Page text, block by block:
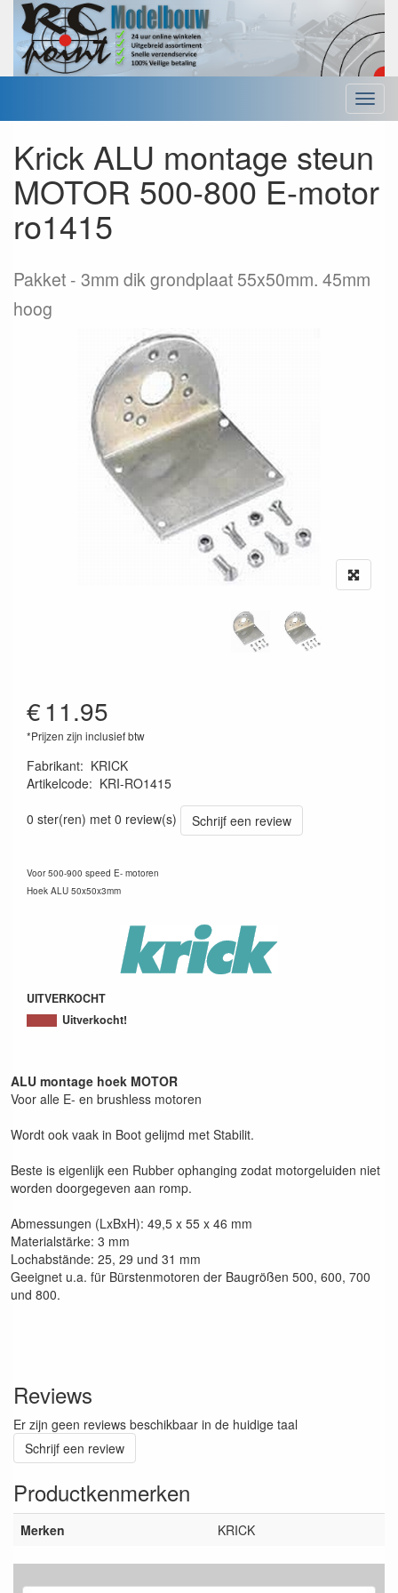
Menu
Krick ALU montage steun
MOTOR 500-800 E-motor
ro1415
Pakket
3mm dik grondplaat 55x50mm. 45mm
hoog
€11.95
*Prijzen zijn inclusief btw
Fabrikant: KRICK
Artikelcode: KRI-RO1415
0 ster(ren) met 0 review(s)
Schrijf een review
Voor 500-900 speed E- motoren
Hoek ALU 50x50x3mm
UITVERKOCHT
Uitverkocht!
ALU montage hoek MOTOR
Voor alle E- en brushless motoren
Wordt ook vaak in Boot gelijmd met Stabilit.
Beste is eigenlijk een Rubber ophanging zodat motorgeluiden niet
worden doorgegeven aan romp.
Abmessungen (LxBxH): 49,5 x 55 x 46 mm
Materialstärke: 3 mm
Lochabstände: 25, 29 und 31 mm
Geeignet u.a. für Bürstenmotoren der Baugrößen 500, 600, 700
und 800.
Reviews
Er zijn geen reviews beschikbaar in de huidige taal
Schrijf een review
Productkenmerken
Merken KRICK